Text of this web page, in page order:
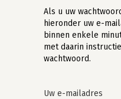
Als u uw
hieronder uw e-
binnen enkele
met daarin
wachtwoord.
Uw e-mailadres